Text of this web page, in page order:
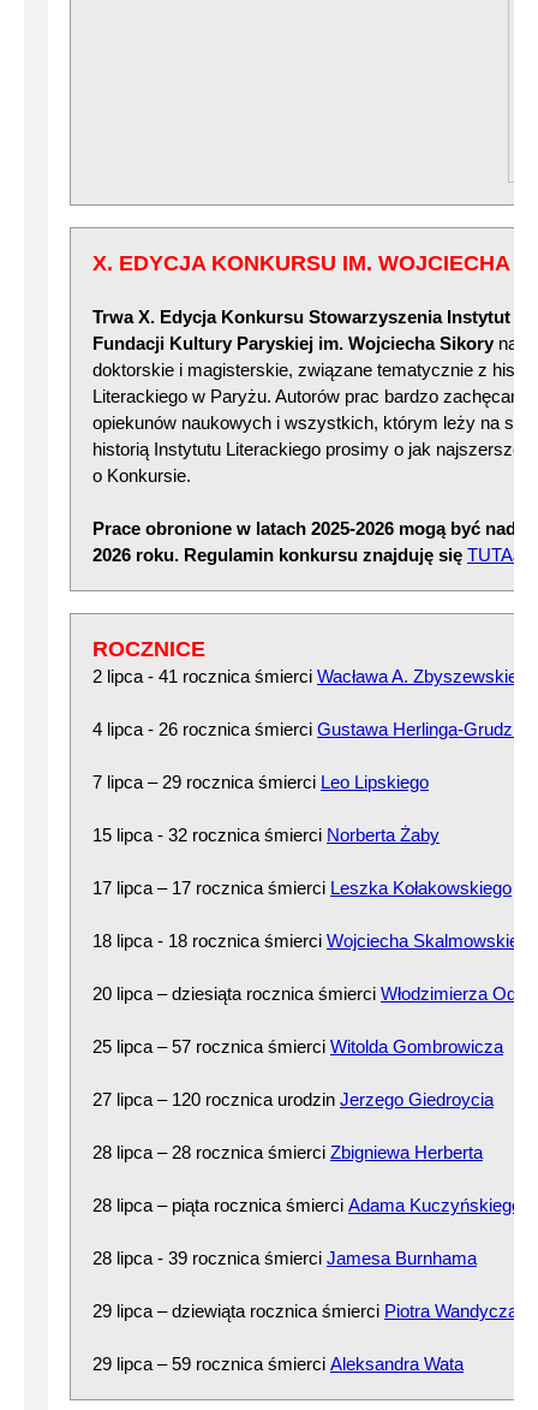
X. EDYCJA KONKURSU IM. WOJCIECHA
Trwa X. Edycja Konkursu Stowarzyszenia Instytut
Fundacji Kultury Paryskiej im. Wojciecha Sikory na
doktorskie i magisterskie, związane tematycznie z
Literackiego w Paryżu. Autorów prac bardzo zachęcamy
opiekunów naukowych i wszystkich, którym leży na
historią Instytutu Literackiego prosimy o jak najszersze
o Konkursie.
Prace obronione w latach 2025-2026 mogą być
2026 roku. Regulamin konkursu znajduję się TUTAJ
ROCZNICE
2 lipca - 41 rocznica śmierci Wacława A. Zbyszewskiego
4 lipca - 26 rocznica śmierci Gustawa Herlinga-
7 lipca – 29 rocznica śmierci Leo Lipskiego
15 lipca - 32 rocznica śmierci Norberta Żaby
17 lipca – 17 rocznica śmierci Leszka Kołakowskiego
18 lipca - 18 rocznica śmierci Wojciecha Skalmowskiego
20 lipca – dziesiąta rocznica śmierci Włodzimierza
25 lipca – 57 rocznica śmierci Witolda Gombrowicza
27 lipca – 120 rocznica urodzin Jerzego Giedroycia
28 lipca – 28 rocznica śmierci Zbigniewa Herberta
28 lipca – piąta rocznica śmierci Adama Kuczyńskiego
28 lipca - 39 rocznica śmierci Jamesa Burnhama
29 lipca – dziewiąta rocznica śmierci Piotra Wandycza
29 lipca – 59 rocznica śmierci Aleksandra Wata